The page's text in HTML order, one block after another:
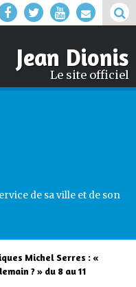
Jean Dionis
Le site officiel
de sa ville et de son
Michel Serres : «
? » du 8 au 11